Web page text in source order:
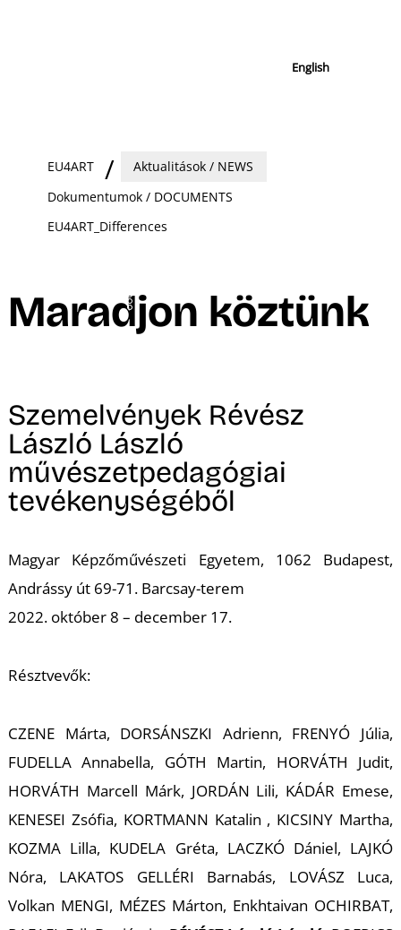
English
EU4ART
Aktualitások / NEWS
Dokumentumok / DOCUMENTS
EU4ART_Differences
Maradjon köztünk
Szemelvények Révész
László László
művészetpedagógiai
tevékenységéből
Magyar Képzőművészeti Egyetem, 1062 Budapest,
Andrássy út 69-71. Barcsay-terem
2022. október 8 – december 17.
Résztvevők:
CZENE Márta, DORSÁNSZKI Adrienn, FRENYÓ Júlia,
FUDELLA Annabella, GÓTH Martin, HORVÁTH Judit,
HORVÁTH Marcell Márk, JORDÁN Lili, KÁDÁR Emese,
KENESEI Zsófia, KORTMANN Katalin , KICSINY Martha,
KOZMA Lilla, KUDELA Gréta, LACZKÓ Dániel, LAJKÓ
Nóra, LAKATOS GELLÉRI Barnabás, LOVÁSZ Luca,
Volkan MENGI, MÉZES Márton, Enkhtaivan OCHIRBAT,